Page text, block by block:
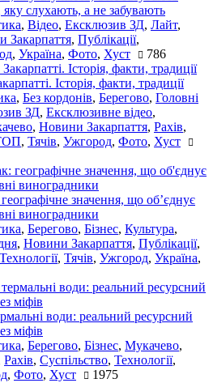
яку слухають, а не забувають
, Відео, Ексклюзив ЗД, Лайт,
Закарпаття, Публікації,
, Україна, Фото, Хуст 786
Історія, факти, традиції
, Без кордонів, Берегово, Головні
ЗД, Ексклюзивне відео,
, Новини Закарпаття, Рахів,
, Тячів, Ужгород, Фото, Хуст
значення, що об’єднує
виноградники
, Берегово, Бізнес, Культура,
, Новини Закарпаття, Публікації,
Технології, Тячів, Ужгород, Україна,
води: реальний ресурсний
міфів
, Берегово, Бізнес, Мукачево,
Рахів, Суспільство, Технології,
, Фото, Хуст 1975